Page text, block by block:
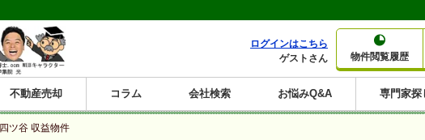
物件閲覧履歴
ログインはこちら
ゲストさん
不動産売却 コラム 会社検索 お悩みQ&A 専門家探
四ツ谷 収益物件